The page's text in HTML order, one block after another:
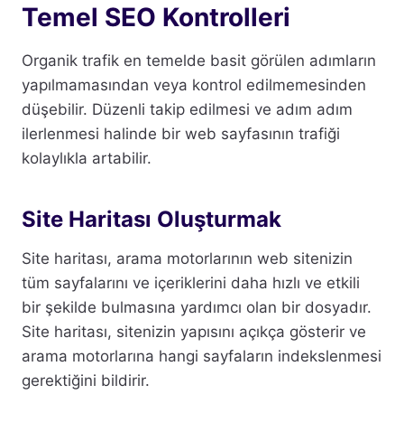
Temel SEO Kontrolleri
Organik trafik en temelde basit görülen adımların
yapılmamasından veya kontrol edilmemesinden
düşebilir. Düzenli takip edilmesi ve adım adım
ilerlenmesi halinde bir web sayfasının trafiği
kolaylıkla artabilir.
Site Haritası Oluşturmak
Site haritası, arama motorlarının web sitenizin
tüm sayfalarını ve içeriklerini daha hızlı ve etkili
bir şekilde bulmasına yardımcı olan bir dosyadır.
Site haritası, sitenizin yapısını açıkça gösterir ve
arama motorlarına hangi sayfaların indekslenmesi
gerektiğini bildirir.